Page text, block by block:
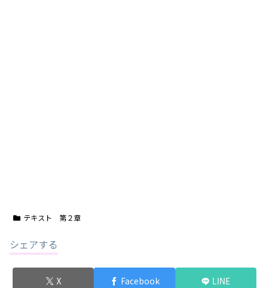
テキスト 第２章
シェアする
X Facebook LINE